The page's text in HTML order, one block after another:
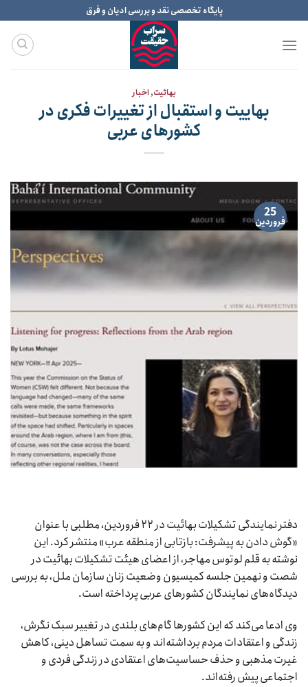
to
content
پایگاه تخصصی نقد و بررسی ادیان و فرق
بهائیت,اخبار
بهاییت و استقبال از تغییرات فکری در
کشورهای عربی
25
فروردین
دفتر نمایندگی تشکیلات بهائیت در ۲۲ فروردین، مطلبی با عنوان
«گوش دادن به پیشرفت: بازتابی از منطقه عرب» منتشر کرد. این
نوشته به قلم لوتوس مهاجر، از اعضای هیئت تشکیلات بهائیت در
شصت و نهمین جلسه کمیسیون وضعیت زنان سازمان ملل، به بررسی
دیدگاه‌های نمایندگان کشورهای عربی پرداخته است.
وی ادعا می‌کند که این کشورها گام‌های بلندی در تغییر سبک نگرش،
زندگی و اعتقادات مردم برداشته‌اند و به سمت تساهل دینی، کاهش
غیرت مذهبی و حذف حساسیت‌های اعتقادی در زندگی فردی و
اجتماعی پیش رفته‌اند.